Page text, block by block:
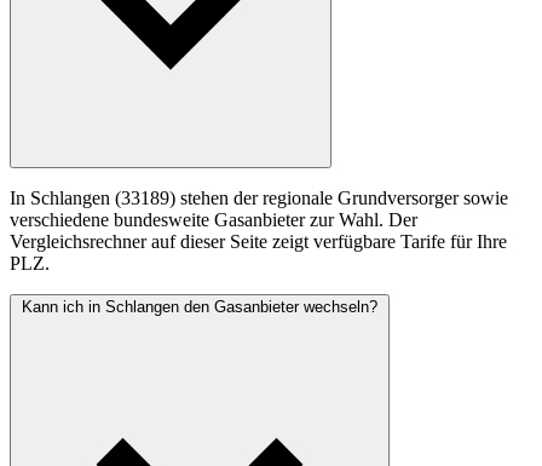
In Schlangen (33189) stehen der regionale Grundversorger sowie
verschiedene bundesweite Gasanbieter zur Wahl. Der
Vergleichsrechner auf dieser Seite zeigt verfügbare Tarife für Ihre
PLZ.
Kann ich in Schlangen den Gasanbieter wechseln?